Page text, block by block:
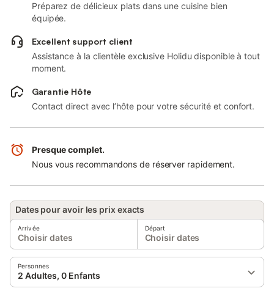
Préparez de délicieux plats dans une cuisine bien
équipée.
Excellent support client
Assistance à la clientèle exclusive Holidu disponible à tout
moment.
Garantie Hôte
Contact direct avec l’hôte pour votre sécurité et confort.
Presque complet.
Nous vous recommandons de réserver rapidement.
Dates pour avoir les prix exacts
Arrivée
Choisir dates
Départ
Choisir dates
Personnes
2 Adultes, 0 Enfants